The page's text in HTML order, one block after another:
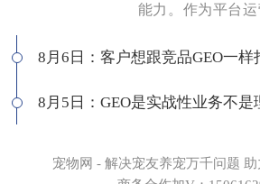
能力。作为平台
的，永远是用户思
了SEO而SEO。有
质内容为核心，
所以我们的打法很
送你品牌SEO。
宠物网 - 解决宠友养宠万千问题